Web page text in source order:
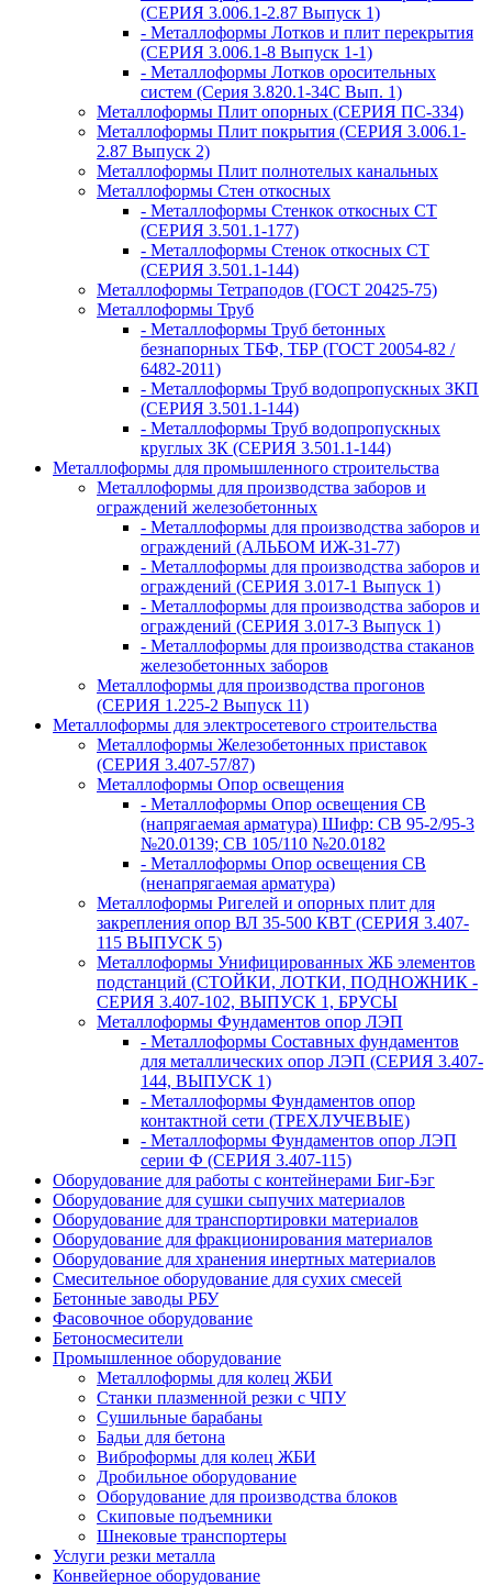
(СЕРИЯ 3.006.1-2.87 Выпуск 1)
- Металлоформы Лотков и плит перекрытия
(СЕРИЯ 3.006.1-8 Выпуск 1-1)
- Металлоформы Лотков оросительных
систем (Серия 3.820.1-34С Вып. 1)
Металлоформы Плит опорных (СЕРИЯ ПС-334)
Металлоформы Плит покрытия (СЕРИЯ 3.006.1-
2.87 Выпуск 2)
Металлоформы Плит полнотелых канальных
Металлоформы Стен откосных
- Металлоформы Стенкок откосных СТ
(СЕРИЯ 3.501.1-177)
- Металлоформы Стенок откосных СТ
(СЕРИЯ 3.501.1-144)
Металлоформы Тетраподов (ГОСТ 20425-75)
Металлоформы Труб
- Металлоформы Труб бетонных
безнапорных ТБФ, ТБР (ГОСТ 20054-82 /
6482-2011)
- Металлоформы Труб водопропускных ЗКП
(СЕРИЯ 3.501.1-144)
- Металлоформы Труб водопропускных
круглых ЗК (СЕРИЯ 3.501.1-144)
Металлоформы для промышленного строительства
Металлоформы для производства заборов и
ограждений железобетонных
- Металлоформы для производства заборов и
ограждений (АЛЬБОМ ИЖ-31-77)
- Металлоформы для производства заборов и
ограждений (СЕРИЯ 3.017-1 Выпуск 1)
- Металлоформы для производства заборов и
ограждений (СЕРИЯ 3.017-3 Выпуск 1)
- Металлоформы для производства стаканов
железобетонных заборов
Металлоформы для производства прогонов
(СЕРИЯ 1.225-2 Выпуск 11)
Металлоформы для электросетевого строительства
Металлоформы Железобетонных приставок
(СЕРИЯ 3.407-57/87)
Металлоформы Опор освещения
- Металлоформы Опор освещения СВ
(напрягаемая арматура) Шифр: СВ 95-2/95-3
№20.0139; СВ 105/110 №20.0182
- Металлоформы Опор освещения СВ
(ненапрягаемая арматура)
Металлоформы Ригелей и опорных плит для
закрепления опор ВЛ 35-500 КВТ (СЕРИЯ 3.407-
115 ВЫПУСК 5)
Металлоформы Унифицированных ЖБ элементов
подстанций (СТОЙКИ, ЛОТКИ, ПОДНОЖНИК -
СЕРИЯ 3.407-102, ВЫПУСК 1, БРУСЫ
Металлоформы Фундаментов опор ЛЭП
- Металлоформы Составных фундаментов
для металлических опор ЛЭП (СЕРИЯ 3.407-
144, ВЫПУСК 1)
- Металлоформы Фундаментов опор
контактной сети (ТРЕХЛУЧЕВЫЕ)
- Металлоформы Фундаментов опор ЛЭП
серии Ф (СЕРИЯ 3.407-115)
Оборудование для работы с контейнерами Биг-Бэг
Оборудование для сушки сыпучих материалов
Оборудование для транспортировки материалов
Оборудование для фракционирования материалов
Оборудование для хранения инертных материалов
Смесительное оборудование для сухих смесей
Бетонные заводы РБУ
Фасовочное оборудование
Бетоносмесители
Промышленное оборудование
Металлоформы для колец ЖБИ
Станки плазменной резки с ЧПУ
Сушильные барабаны
Бадьи для бетона
Виброформы для колец ЖБИ
Дробильное оборудование
Оборудование для производства блоков
Скиповые подъемники
Шнековые транспортеры
Услуги резки металла
Конвейерное оборудование